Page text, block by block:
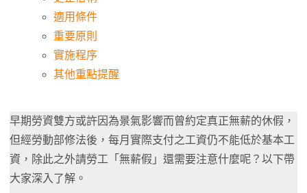
適用條件
重要原則
實施程序
其他重點提醒
早期勞資雙方或許因為景氣影響而曾約定真正無薪的休假，
但經勞動部修法後，每月實際支付之工資仍不能低於基本工
資，除此之外請勞工「無薪假」還需要注意什麼呢？以下帶
大家深入了解。